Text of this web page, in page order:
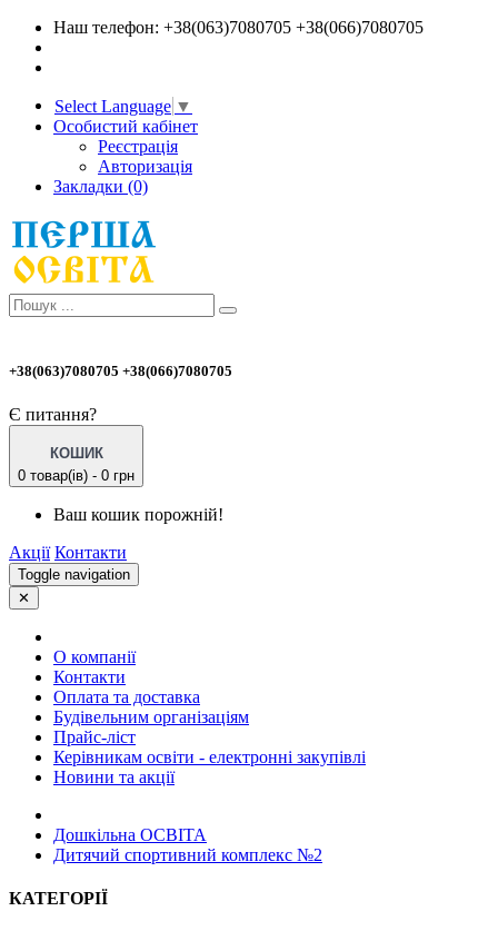
Наш телефон: +38(063)7080705 +38(066)7080705
Select Language ▼
Особистий кабінет
Реєстрація
Авторизація
Закладки (0)
+38(063)7080705 +38(066)7080705
Є питання?
КОШИК
0 товар(ів) - 0 грн
Ваш кошик порожній!
Акції Контакти
Toggle navigation
✕
О компанії
Контакти
Оплата та доставка
Будівельним організаціям
Прайс-ліст
Керівникам освіти - електронні закупівлі
Новини та акції
Дошкільна ОСВIТА
Дитячий спортивний комплекс №2
КАТЕГОРІЇ